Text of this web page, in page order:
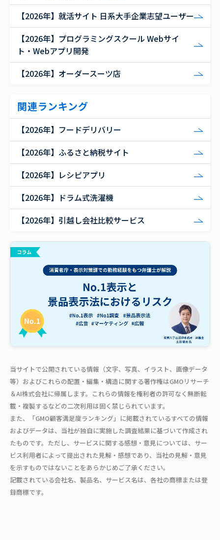
【2026年】就活サイト 日系大手企業志望ユーザー
【2026年】プログラミングスクール Webサイ
ト・Webアプリ開発
【2026年】オーダースーツ店
関連ランキング
【2026年】フードデリバリー
【2026年】ふるさと納税サイト
【2026年】レシピアプリ
【2026年】ドラム式洗濯機
【2026年】引越し会社比較サービス
当サイトで公開されている情報（文字、写真、イラスト、画像データ
等）およびこれらの配置・編集・構造に関する著作権はGMOリサーチ
＆AI株式会社に帰属します。これらの情報を権利者の許可なく無断転
載・複製するなどの二次利用は固く禁じられています。
また、「GMO顧客満足度ランキング」に掲載されているすべての情報
およびデータは、当社が独自に実施した調査結果に基づいて作成され
たものです。ただし、サービスに関する感想・意見については、サー
ビス利用者によって提出された見解・感想であり、当社の見解・意見
を示すものではないことをあらかじめご了承ください。
記載されている会社名、製品名、サービス名は、各社の商標または登
録商標です。